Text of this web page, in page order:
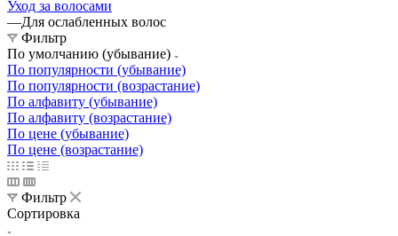
Уход за волосами
—Для ослабленных волос
Фильтр
По умолчанию (убывание)
По популярности (убывание)
По популярности (возрастание)
По алфавиту (убывание)
По алфавиту (возрастание)
По цене (убывание)
По цене (возрастание)
Фильтр
Сортировка